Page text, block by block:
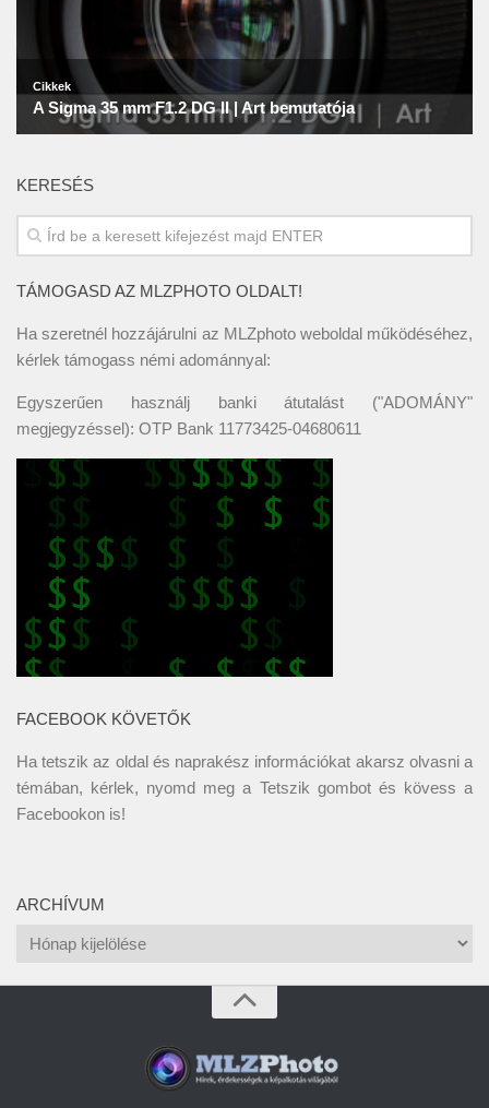
KERESÉS
TÁMOGASD AZ MLZPHOTO OLDALT!
Ha szeretnél hozzájárulni az MLZphoto weboldal működéséhez,
kérlek támogass némi adománnyal:
Egyszerűen használj banki átutalást ("ADOMÁNY"
megjegyzéssel): OTP Bank 11773425-04680611
FACEBOOK KÖVETŐK
Ha tetszik az oldal és naprakész információkat akarsz olvasni a
témában, kérlek, nyomd meg a Tetszik gombot és kövess a
Facebookon is!
ARCHÍVUM
Archívum